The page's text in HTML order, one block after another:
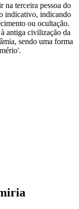
na terceira pessoa do
indicativo, indicando
ou ocultação.
antiga civilização da
sendo uma forma